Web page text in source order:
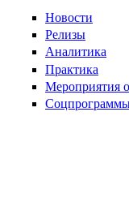
Новости
Релизы
Аналитика
Практика
Мероприятия